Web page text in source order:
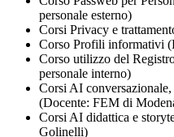
personale esterno)
Corsi Privacy e
Corso Profili informativi
Corso utilizzo del
personale interno)
Corsi AI
(Docente: FEM di
Corsi AI didattica e
Golinelli)